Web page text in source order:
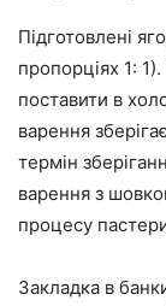
Підготовлені
пропорціях 1:
поставити в
варення
термін
варення з
процесу
Закладка в